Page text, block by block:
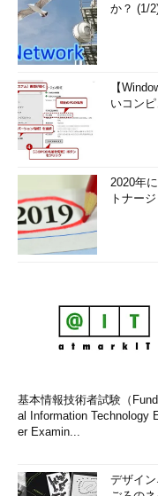
か？ (1/
【
いコン
2020年
トナー
基本情報技術者試験（
al Information Technology
er Examin...
デザイ